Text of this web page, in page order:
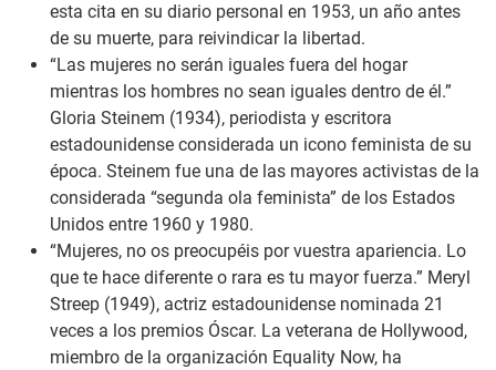
esta cita en su diario personal en 1953, un año antes
de su muerte, para reivindicar la libertad.
“Las mujeres no serán iguales fuera del hogar
mientras los hombres no sean iguales dentro de él.”
Gloria Steinem (1934), periodista y escritora
estadounidense considerada un icono feminista de su
época. Steinem fue una de las mayores activistas de la
considerada “segunda ola feminista” de los Estados
Unidos entre 1960 y 1980.
“Mujeres, no os preocupéis por vuestra apariencia. Lo
que te hace diferente o rara es tu mayor fuerza.” Meryl
Streep (1949), actriz estadounidense nominada 21
veces a los premios Óscar. La veterana de Hollywood,
miembro de la organización Equality Now, ha